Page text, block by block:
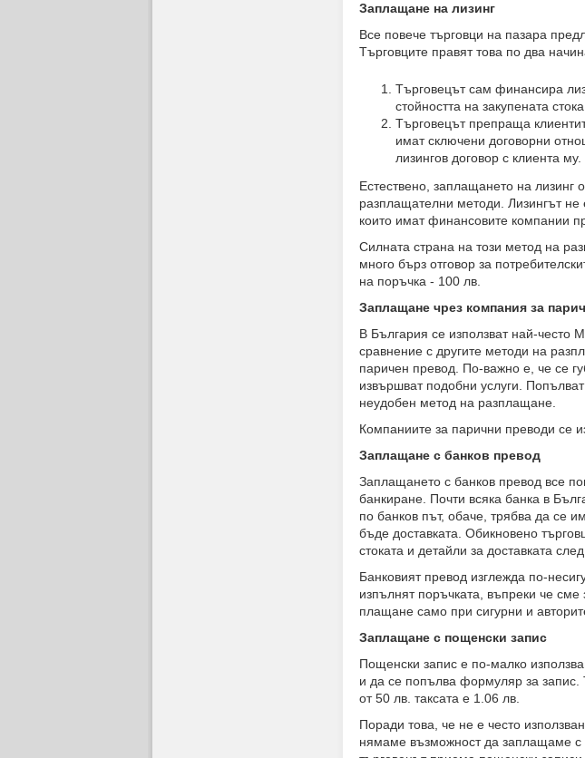
Заплащане на лизинг
Все повече търговци на пазара
Търговците правят това по два
Търговецът сам финансира
стойността на закупената стока
Търговецът препраща
имат сключени договорни
лизингов договор с клиента му.
Естествено, заплащането на лизинг
разплащателни методи. Лизингът
които имат финансовите компании
Силната страна на този метод на
много бърз отговор за
на поръчка - 100 лв.
Заплащане чрез компания за
В България се използват най-често
сравнение с другите методи на
паричен превод. По-важно е, че се
извършват подобни услуги.
неудобен метод на разплащане.
Компаниите за парични преводи се
Заплащане с банков превод
Заплащането с банков превод все
банкиране. Почти всяка банка в
по банков път, обаче, трябва да се
бъде доставката. Обикновено
стоката и детайли за доставката
Банковият превод изглежда по-
изпълнят поръчката, въпреки че
плащане само при сигурни и
Заплащане с пощенски запис
Пощенски запис е по-малко
и да се попълва формуляр за
от 50 лв. таксата е 1.06 лв.
Поради това, че не е често
нямаме възможност да заплащаме с